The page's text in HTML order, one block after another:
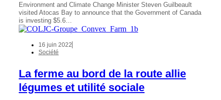
Environment and Climate Change Minister Steven Guilbeault
visited Atocas Bay to announce that the Government of Canada
is investing $5.6…
16 juin 2022
Société
La ferme au bord de la route allie
légumes et utilité sociale